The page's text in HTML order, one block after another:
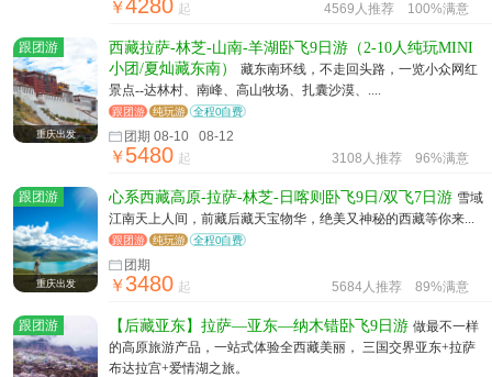
￥4280 起 4569人推荐 100%满意
跟团游
重庆出发
西藏拉萨-林芝-山南-羊湖卧飞9日游（2-10人纯玩MINI
小团/夏灿藏东南）
藏东南环线，不走回头路，一览小众网红
景点--达林村、南峰、高山牧场、扎囊沙漠、....
跟团游 纯玩游 全程0自费
团期 08-10 08-12
￥5480 起 3108人推荐 96%满意
跟团游
重庆出发
心系西藏高原-拉萨-林芝-日喀则卧飞9日/双飞7日游 雪域
江南天上人间，前藏后藏天宝物华，绝美又神秘的西藏等你来...
跟团游 纯玩游 全程0自费
团期
￥3480 起 5684人推荐 89%满意
跟团游 【后藏亚东】拉萨—亚东—纳木错卧飞9日游 做最不一样
的高原旅游产品，一站式体验全西藏美丽， 三国交界亚东+拉萨
布达拉宫+爱情湖之旅。